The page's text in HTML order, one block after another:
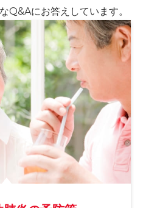
Q&Aにお答えしています。